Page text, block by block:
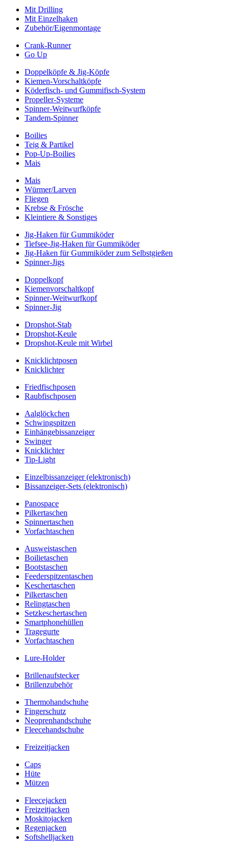
Mit Drilling
Mit Einzelhaken
Zubehör/Eigenmontage
Crank-Runner
Go Up
Doppelköpfe & Jig-Köpfe
Kiemen-Vorschaltköpfe
Köderfisch- und Gummifisch-System
Propeller-Systeme
Spinner-Weitwurfköpfe
Tandem-Spinner
Boilies
Teig & Partikel
Pop-Up-Boilies
Mais
Mais
Würmer/Larven
Fliegen
Krebse & Frösche
Kleintiere & Sonstiges
Jig-Haken für Gummiköder
Tiefsee-Jig-Haken für Gummiköder
Jig-Haken für Gummiköder zum Selbstgießen
Spinner-Jigs
Doppelkopf
Kiemenvorschaltkopf
Spinner-Weitwurfkopf
Spinner-Jig
Dropshot-Stab
Dropshot-Keule
Dropshot-Keule mit Wirbel
Knicklichtposen
Knicklichter
Friedfischposen
Raubfischposen
Aalglöckchen
Schwingspitzen
Einhängebissanzeiger
Swinger
Knicklichter
Tip-Light
Einzelbissanzeiger (elektronisch)
Bissanzeiger-Sets (elektronisch)
Panospace
Pilkertaschen
Spinnertaschen
Vorfachtaschen
Ausweistaschen
Boilietaschen
Bootstaschen
Feederspitzentaschen
Keschertaschen
Pilkertaschen
Relingtaschen
Setzkeschertaschen
Smartphonehüllen
Tragegurte
Vorfachtaschen
Lure-Holder
Brillenaufstecker
Brillenzubehör
Thermohandschuhe
Fingerschutz
Neoprenhandschuhe
Fleecehandschuhe
Freizeitjacken
Caps
Hüte
Mützen
Fleecejacken
Freizeitjacken
Moskitojacken
Regenjacken
Softshelljacken